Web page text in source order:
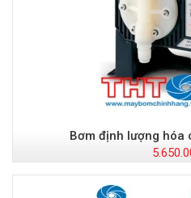
Bơm định lượng hóa